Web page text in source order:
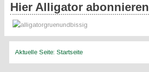
Hier Alligator abonnieren
Aktuelle Seite:Startseite